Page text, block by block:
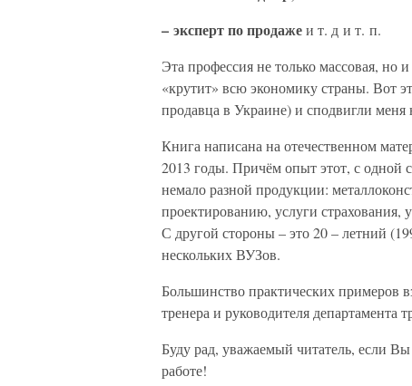
– эксперт по продажеи т. д и т. п.
Эта профессия не только массовая, но
«крутит» всю экономику страны. Вот
продавца в Украине) и сподвигли
Книга написана на отечественном
2013 годы. Причём опыт этот, с одной
немало разной продукции:
проектированию, услуги
С другой стороны – это 20 – летний
нескольких ВУЗов.
Большинство практических примеров
тренера и руководителя департамента
Буду рад, уважаемый читатель, если
работе!